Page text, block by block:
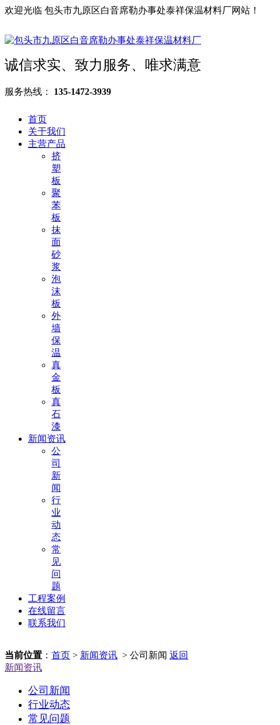
欢迎光临 包头市九原区白音席勒办事处泰祥保温材料厂网站！
诚信求实、致力服务、唯求满意
服务热线： 135-1472-3939
首页
关于我们
主营产品
挤
塑
板
聚
苯
板
抹
面
砂
浆
泡
沫
板
外
墙
保
温
真
金
板
真
石
漆
新闻资讯
公
司
新
闻
行
业
动
态
常
见
问
题
工程案例
在线留言
联系我们
当前位置 ： 首页 > 新闻资讯 > 公司新闻 返回
新闻资讯
公司新闻
行业动态
常见问题